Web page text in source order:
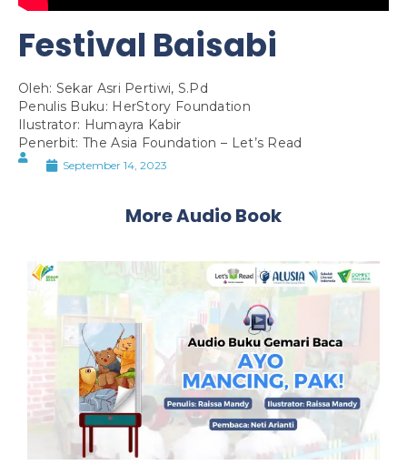
Festival Baisabi
Oleh: Sekar Asri Pertiwi, S.Pd
Penulis Buku: HerStory Foundation
Ilustrator: Humayra Kabir
Penerbit: The Asia Foundation – Let’s Read
September 14, 2023
More Audio Book